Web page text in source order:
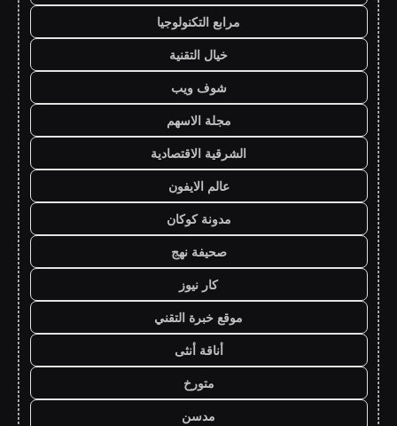
مرابع التكنولوجيا
خيال التقنية
شوف ويب
مجلة الاسهم
الشرقية الاقتصادية
عالم الايفون
مدونة كوكان
صحيفة نهج
كار نيوز
موقع خبرة التقني
أناقة أنثى
متورخ
مدسن